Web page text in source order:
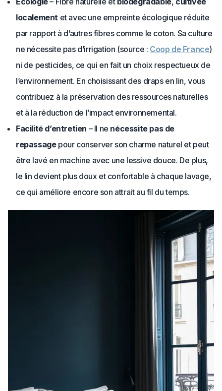
localement et avec une empreinte écologique réduite
par rapport à d’autres fibres comme le coton. Sa culture
ne nécessite pas d’irrigation (source : Coop de France)
ni de pesticides, ce qui en fait un choix respectueux de
l’environnement. En choisissant des draps en lin, vous
contribuez à la préservation des ressources naturelles
et à la réduction de l’impact environnemental.
Facilité d’entretien – Il ne nécessite pas de
repassagepour conserver son charme naturel et peut
être lavé en machine avec une lessive douce. De plus,
le lin devient plus doux et confortable à chaque lavage,
ce qui améliore encore son attrait au fil du temps.